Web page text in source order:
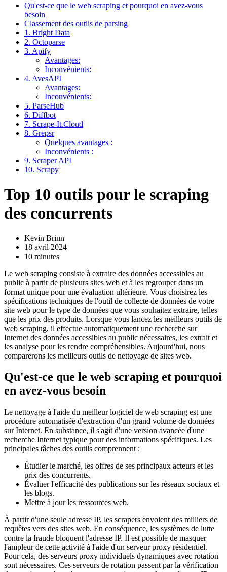
Qu'est-ce que le web scraping et pourquoi en avez-vous
besoin
Classement des outils de parsing
1. Bright Data
2. Octoparse
3. Apify
Avantages:
Inconvénients:
4. AvesAPI
Avantages:
Inconvénients:
5. ParseHub
6. Diffbot
7. Scrape-It.Cloud
8. Grepsr
Quelques avantages :
Inconvénients :
9. Scraper API
10. Scrapy
Top 10 outils pour le scraping
des concurrents
Kevin Brinn
18 avril 2024
10 minutes
Le web scraping consiste à extraire des données accessibles au
public à partir de plusieurs sites web et à les regrouper dans un
format unique pour une évaluation ultérieure. Vous choisirez les
spécifications techniques de l'outil de collecte de données de votre
site web pour le type de données que vous souhaitez extraire, telles
que les prix des produits. Lorsque vous lancez les meilleurs outils de
web scraping, il effectue automatiquement une recherche sur
Internet des données accessibles au public nécessaires, les extrait et
les analyse pour les rendre compréhensibles. Aujourd'hui, nous
comparerons les meilleurs outils de nettoyage de sites web.
Qu'est-ce que le web scraping et pourquoi
en avez-vous besoin
Le nettoyage à l'aide du meilleur logiciel de web scraping est une
procédure automatisée d'extraction d'un grand volume de données
sur Internet. En substance, il s'agit d'une version avancée d'une
recherche Internet typique pour des informations spécifiques. Les
principales tâches des outils comprennent :
Étudier le marché, les offres de ses principaux acteurs et les
prix des concurrents.
Évaluer l'efficacité des publications sur les réseaux sociaux et
les blogs.
Mettre à jour les ressources web.
À partir d'une seule adresse IP, les scrapers envoient des milliers de
requêtes vers des sites web. En conséquence, les systèmes de lutte
contre la fraude bloquent l'adresse IP. Il est possible de masquer
l'ampleur de cette activité à l'aide d'un serveur proxy résidentiel.
Pour cela, des serveurs proxy individuels dynamiques avec rotation
sont nécessaires. Ces serveurs de rotation passent par la vérification